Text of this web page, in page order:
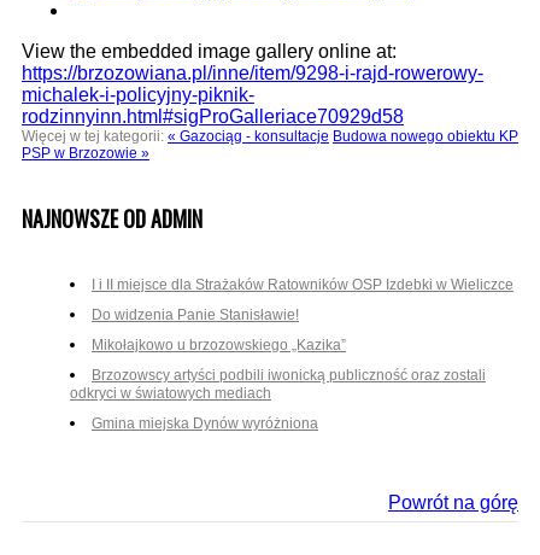
View the embedded image gallery online at:
https://brzozowiana.pl/inne/item/9298-i-rajd-rowerowy-
michalek-i-policyjny-piknik-
rodzinnyinn.html#sigProGalleriace70929d58
Więcej w tej kategorii: « Gazociąg - konsultacje Budowa nowego obiektu KP
PSP w Brzozowie »
NAJNOWSZE OD ADMIN
I i II miejsce dla Strażaków Ratowników OSP Izdebki w Wieliczce
Do widzenia Panie Stanisławie!
Mikołajkowo u brzozowskiego „Kazika”
Brzozowscy artyści podbili iwonicką publiczność oraz zostali
odkryci w światowych mediach
Gmina miejska Dynów wyróżniona
Powrót na górę